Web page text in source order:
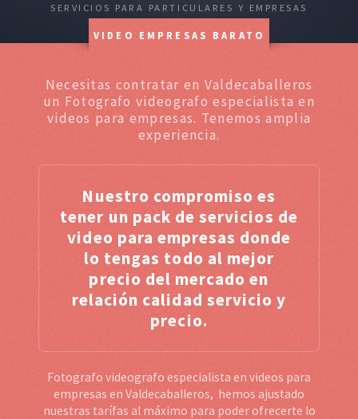
SERVICIOS PARA PARTICULARES Y EMPRESAS
VIDEO EMPRESAS BARATO
Necesitas contratar en Valdecaballeros
un Fotografo videografo especialista en
videos para empresas. Tenemos amplia
experiencia.
Nuestro compromiso es
tener un pack de servicios de
video para empresas donde
lo tengas todo al mejor
precio del mercado en
relación calidad servicio y
precio.
Fotografo videografo especialista en videos para
empresas en Valdecaballeros, hemos ajustado
nuestras tarífas al máximo para poder ofrecerte lo